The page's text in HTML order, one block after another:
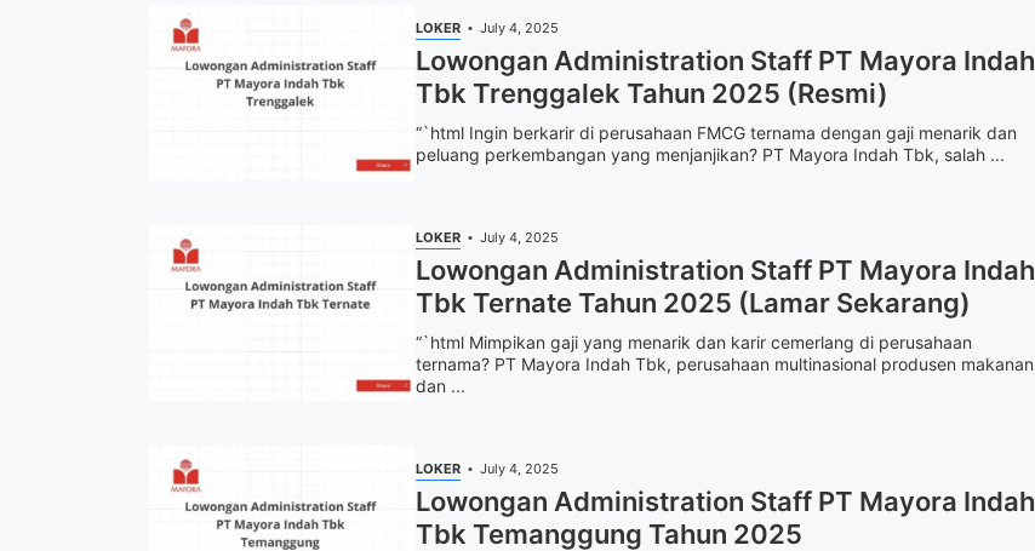
LOKER July 4, 2025
Lowongan Administration Staff PT Mayora Indah
Tbk Trenggalek Tahun 2025 (Resmi)
“`html Ingin berkarir di perusahaan FMCG ternama dengan gaji menarik dan
peluang perkembangan yang menjanjikan? PT Mayora Indah Tbk, salah ...
LOKER July 4, 2025
Lowongan Administration Staff PT Mayora Indah
Tbk Ternate Tahun 2025 (Lamar Sekarang)
“`html Mimpikan gaji yang menarik dan karir cemerlang di perusahaan
ternama? PT Mayora Indah Tbk, perusahaan multinasional produsen makanan
dan ...
LOKER July 4, 2025
Lowongan Administration Staff PT Mayora Indah
Tbk Temanggung Tahun 2025